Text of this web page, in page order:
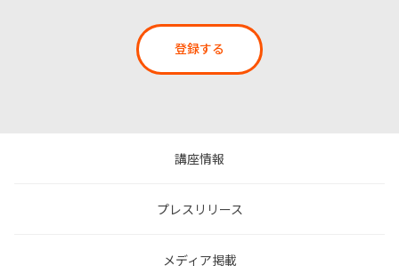
登録する
講座情報
プレスリリース
メディア掲載